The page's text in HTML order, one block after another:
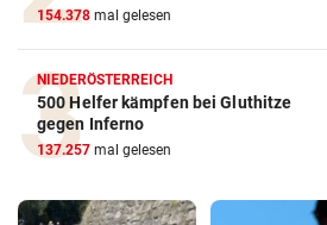
154.378 mal gelesen
NIEDERÖSTERREICH
500 Helfer kämpfen bei Gluthitze
gegen Inferno
137.257 mal gelesen